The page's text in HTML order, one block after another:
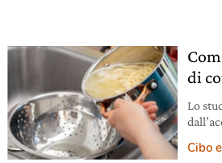
di
Lo
Cibo